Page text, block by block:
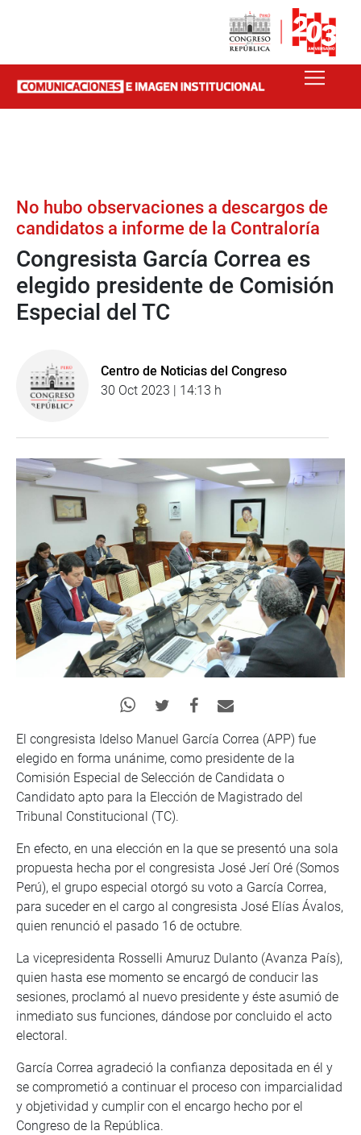
No hubo observaciones a descargos de
candidatos a informe de la Contraloría
Congresista García Correa es
elegido presidente de Comisión
Especial del TC
Centro de Noticias del Congreso
30 Oct 2023 | 14:13 h
El congresista Idelso Manuel García Correa (APP) fue
elegido en forma unánime, como presidente de la
Comisión Especial de Selección de Candidata o
Candidato apto para la Elección de Magistrado del
Tribunal Constitucional (TC).
En efecto, en una elección en la que se presentó una sola
propuesta hecha por el congresista José Jerí Oré (Somos
Perú), el grupo especial otorgó su voto a García Correa,
para suceder en el cargo al congresista José Elías Ávalos,
quien renunció el pasado 16 de octubre.
La vicepresidenta Rosselli Amuruz Dulanto (Avanza País),
quien hasta ese momento se encargó de conducir las
sesiones, proclamó al nuevo presidente y éste asumió de
inmediato sus funciones, dándose por concluido el acto
electoral.
García Correa agradeció la confianza depositada en él y
se comprometió a continuar el proceso con imparcialidad
y objetividad y cumplir con el encargo hecho por el
Congreso de la República.